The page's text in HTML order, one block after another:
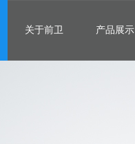
关于前卫 产品展示